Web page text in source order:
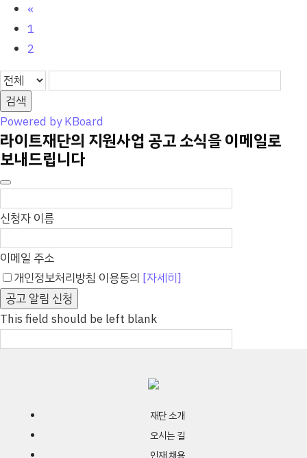
«
1
2
검색
Powered by KBoard
라이트재단의 지원사업 공고 소식을 이메일로
보내드립니다
신청자 이름
이메일 주소
개인정보처리방침 이용동의 [자세히]
공고 알림 신청
This field should be left blank
재단 소개
오시는 길